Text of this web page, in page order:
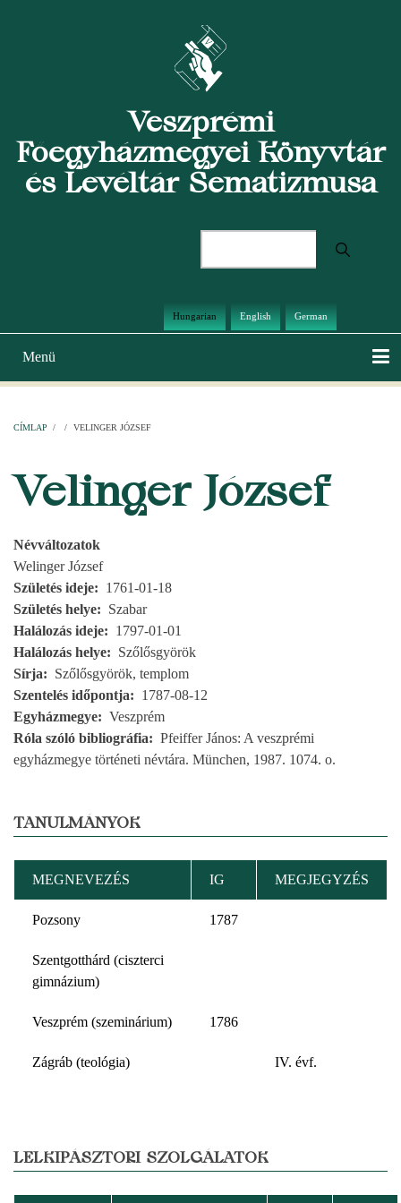
Veszprémi
Főegyházmegyei Könyvtár
és Levéltár Sematizmusa
Hungarian English German
Main
navigation
Menü
CÍMLAP / / VELINGER JÓZSEF
Velinger József
Névváltozatok
Welinger József
Születés ideje
1761-01-18
Születés helye
Szabar
Halálozás ideje
1797-01-01
Halálozás helye
Szőlősgyörök
Sírja
Szőlősgyörök, templom
Szentelés időpontja
1787-08-12
Egyházmegye
Veszprém
Róla szóló bibliográfia
Pfeiffer János: A veszprémi
egyházmegye történeti névtára. München, 1987. 1074. o.
TANULMÁNYOK
MEGNEVEZÉS IG MEGJEGYZÉS
Pozsony 1787
Szentgotthárd (ciszterci
gimnázium)
Veszprém (szeminárium) 1786
Zágráb (teológia) IV. évf.
LELKIPÁSZTORI SZOLGÁLATOK